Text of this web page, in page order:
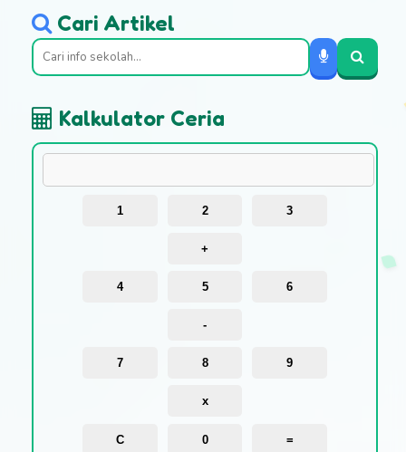
Cari Artikel
Kalkulator Ceria
1 2 3
+
4 5 6
-
7 8 9
x
C 0 =